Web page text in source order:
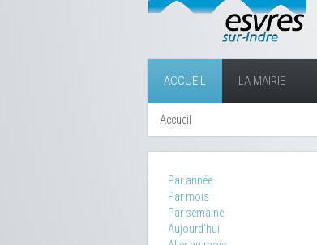
ACCUEIL LA MAIRIE
Accueil
Par année
Par mois
Par semaine
Aujourd'hui